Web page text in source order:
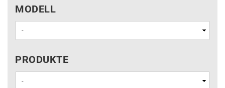
MODELL
MODELL
PRODUKTE
PRODUKTE